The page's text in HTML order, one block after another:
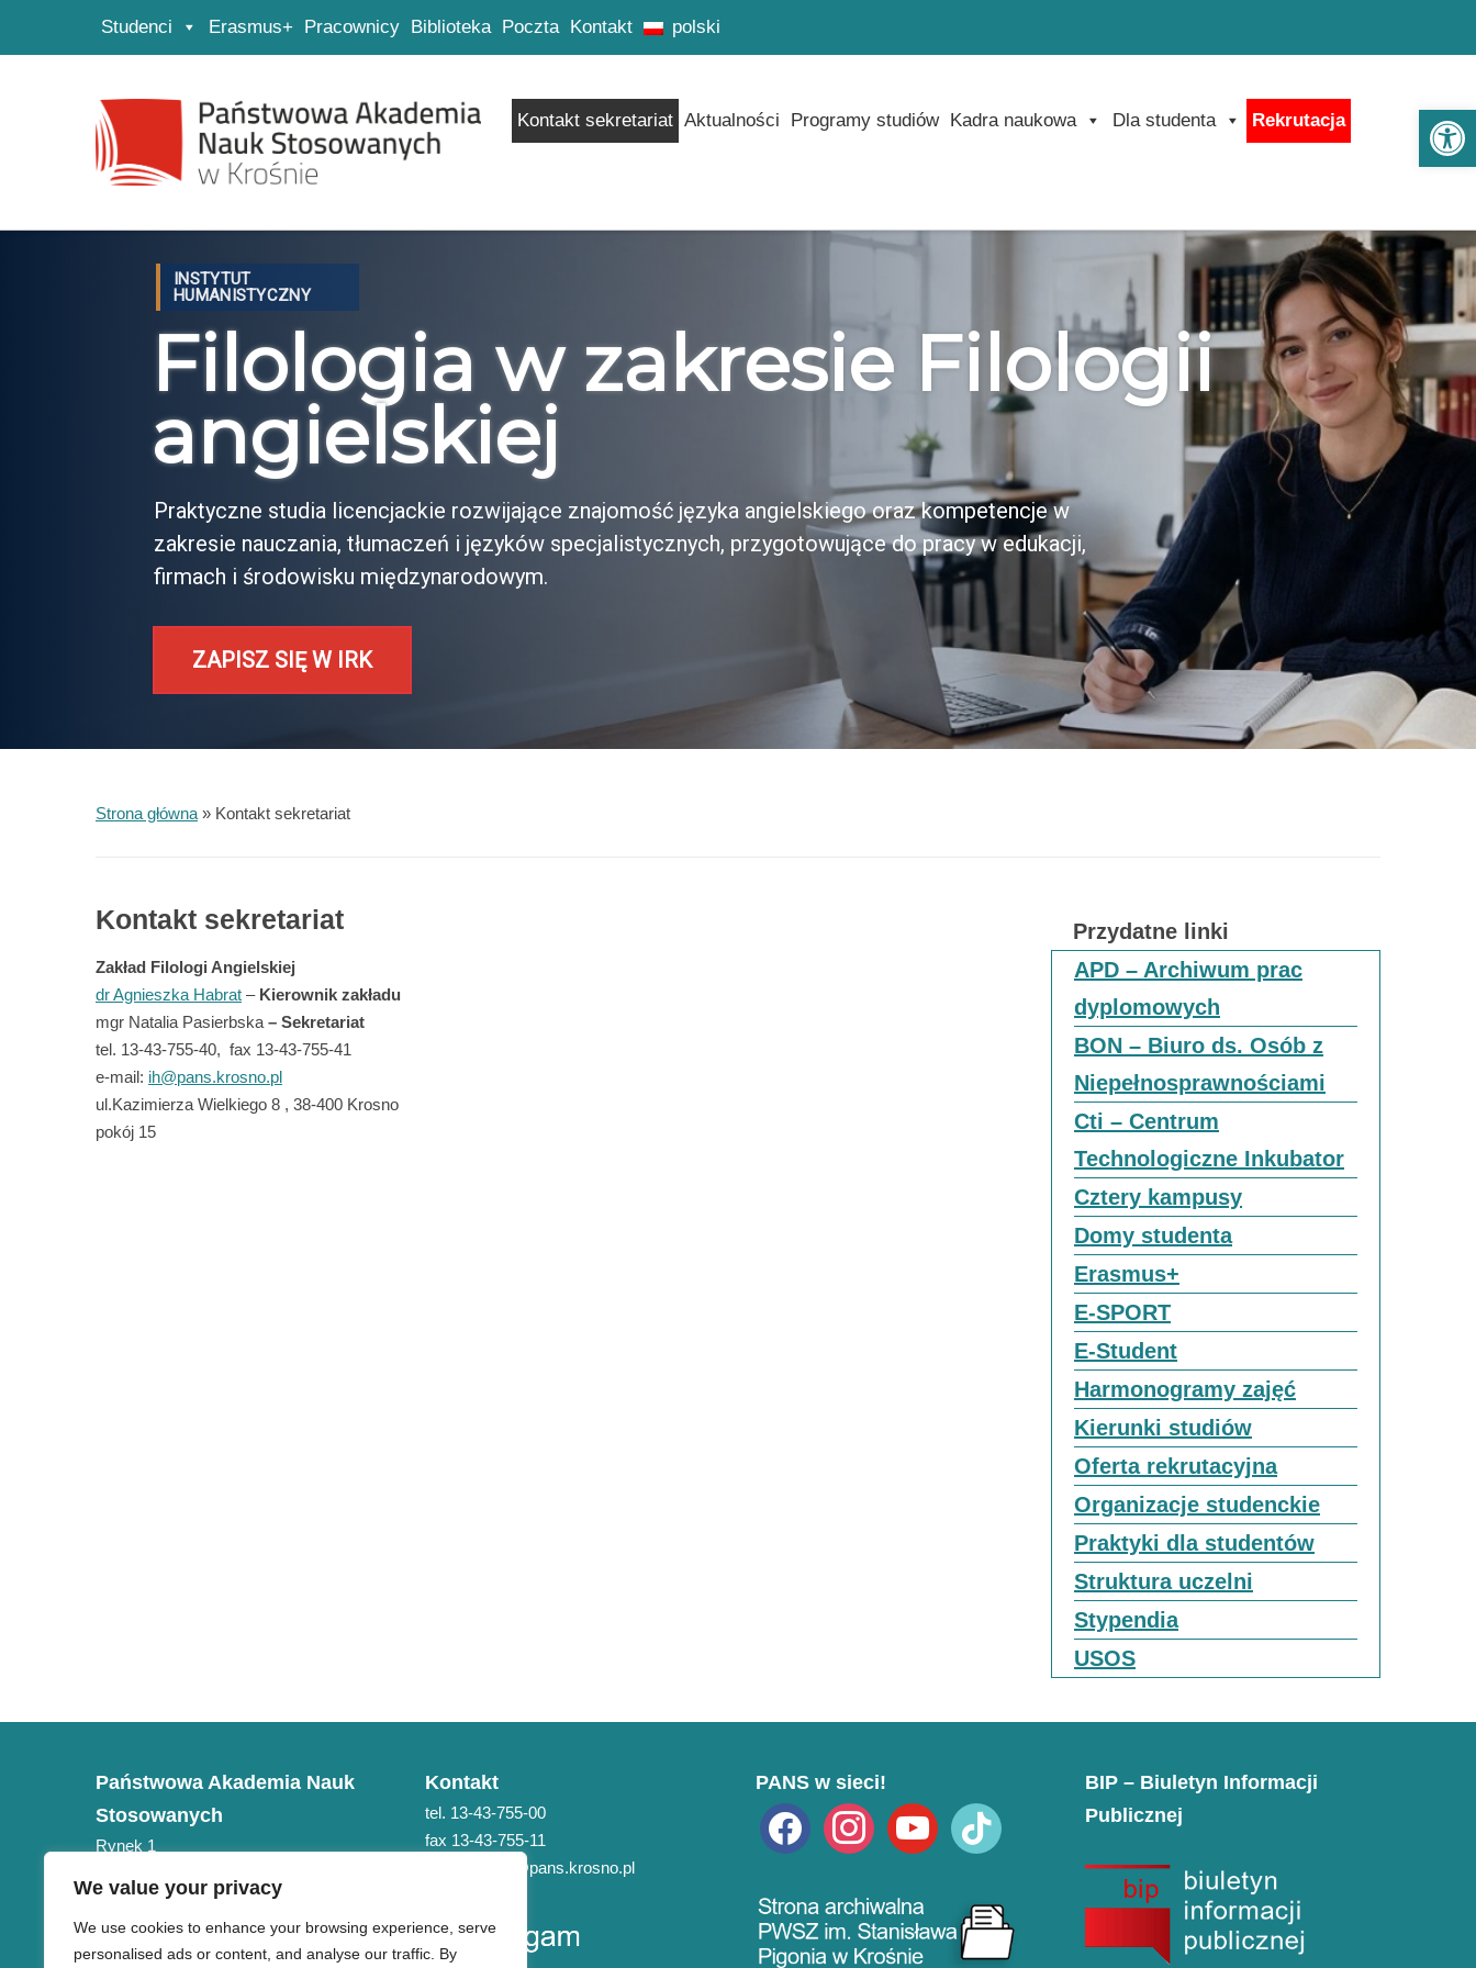
We value your privacy
We use cookies to enhance your browsing experience, serve
personalised ads or content, and analyse our traffic. By
Strona główna
Przejdź do wyszukiwarki
Przejdź do menu głównego
Studenci Erasmus+ Pracownicy Biblioteka Poczta Kontakt polski
Kontakt sekretariat Aktualności Programy studiów Kadra naukowa Dla studenta Rekrutacja
INSTYTUT
HUMANISTYCZNY
Filologia w zakresie Filologii
angielskiej
Praktyczne studia licencjackie rozwijające znajomość języka angielskiego oraz kompetencje w
zakresie nauczania, tłumaczeń i języków specjalistycznych, przygotowujące do pracy w edukacji,
firmach i środowisku międzynarodowym.
ZAPISZ SIĘ W IRK
Strona główna » Kontakt sekretariat
Kontakt sekretariat
Zakład Filologi Angielskiej
dr Agnieszka Habrat –Kierownik zakładu
mgr Natalia Pasierbska – Sekretariat
tel. 13-43-755-40, fax 13-43-755-41
e-mail: ih@pans.krosno.pl
ul.Kazimierza Wielkiego 8 , 38-400 Krosno
pokój 15
Przydatne linki
APD – Archiwum prac
dyplomowych
BON – Biuro ds. Osób z
Niepełnosprawnościami
Cti – Centrum
Technologiczne Inkubator
Cztery kampusy
Domy studenta
Erasmus+
E-SPORT
E-Student
Harmonogramy zajęć
Kierunki studiów
Oferta rekrutacyjna
Organizacje studenckie
Praktyki dla studentów
Struktura uczelni
Stypendia
USOS
Państwowa Akademia Nauk
Stosowanych
Rynek 1
NIP 684-21-75-051
Kontakt
tel. 13-43-755-00
fax 13-43-755-11
e-mail: pans@pans.krosno.pl
PANS w sieci!
facebook instagramyoutube tiktok
BIP – Biuletyn Informacji
Publicznej